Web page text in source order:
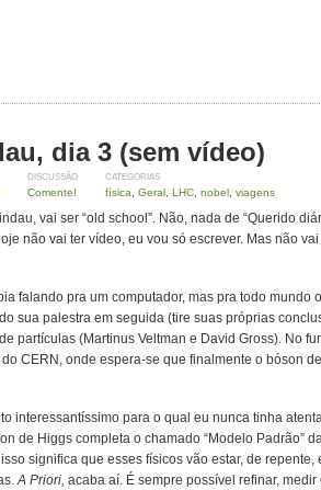
dia 3 (sem vídeo)
DISCUSSÃO
Comente!
CATEGORIAS
física, Geral , LHC, nobel , viagens
vai ser “old school”. Não, nada de “Querido
não vai ter vídeo, eu vou só escrever. Mas não
falando pra um computador, mas pra todo mundo
sua palestra em seguida (tire suas próprias
partículas (Martinus Veltman e David Gross). No
CERN, onde espera-se que finalmente o bóson
interessantíssimo para o qual eu nunca tinha
de Higgs completa o chamado “Modelo Padrão”
significa que esses físicos vão estar, de repente,
A Priori, acaba aí. É sempre possível refinar, medir